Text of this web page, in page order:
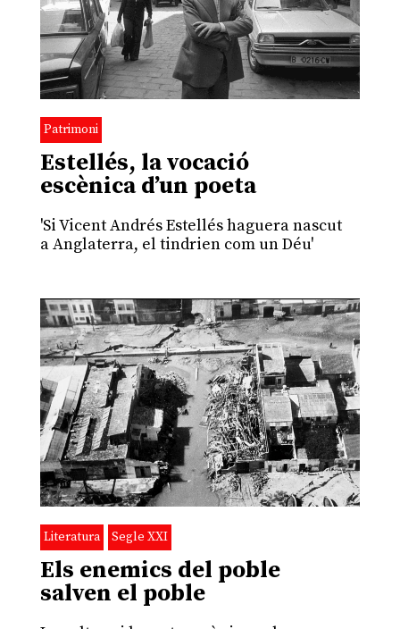
Patrimoni
Estellés, la vocació
escènica d’un poeta
'Si Vicent Andrés Estellés haguera nascut
a Anglaterra, el tindrien com un Déu'
Literatura Segle XXI
Els enemics del poble
salven el poble